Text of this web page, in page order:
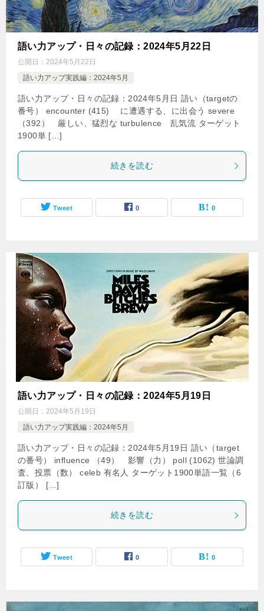
語い力アップ・日々の記録：2024年5月22日
公開日： 2024年5月22日
語い力アップ実践編：2024年5月
語い力アップ・日々の記録：2024年5月日 語い（targetの
番号） encounter (415) に遭遇する、に出会う severe
（392） 厳しい、猛烈な turbulence 乱気流 ターゲット
1900単 […]
続きを読む
Tweet 0 0
語い力アップ・日々の記録：2024年5月19日
公開日： 2024年5月19日
語い力アップ実践編：2024年5月
語い力アップ・日々の記録：2024年5月19日 語い（target
の番号） influence （49） 影響（力） poll (1062) 世論調
査、投票（数） celeb 有名人 ターゲット1900単語一覧（6
訂版） […]
続きを読む
Tweet 0 0